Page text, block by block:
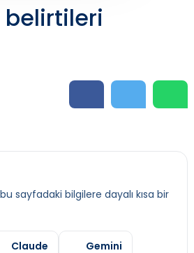
belirtileri
sayfadaki bilgilere dayalı kısa bir
Claude Gemini